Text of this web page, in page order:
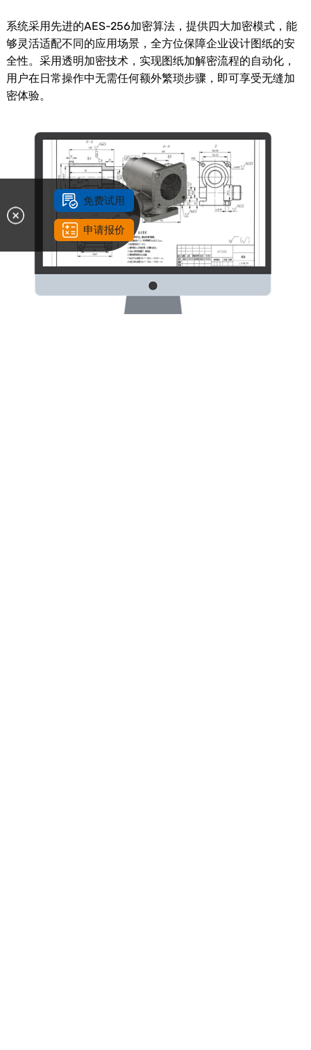
系统采用先进的AES-256加密算法，提供四大加密模式，能
够灵活适配不同的应用场景，全方位保障企业设计图纸的安
全性。采用透明加密技术，实现图纸加解密流程的自动化，
用户在日常操作中无需任何额外繁琐步骤，即可享受无缝加
密体验。
免费试用
申请报价